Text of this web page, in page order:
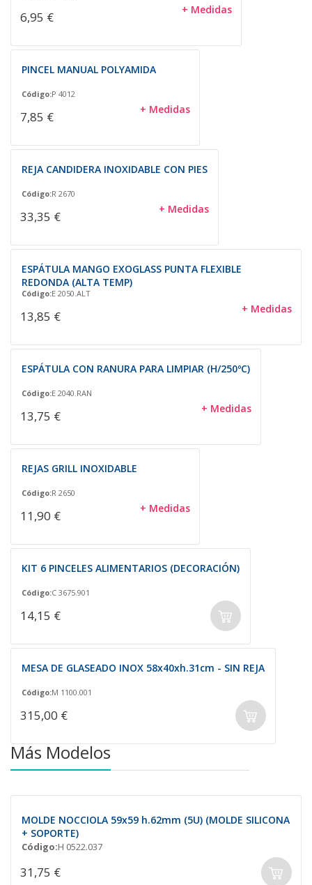
6,95 € + Medidas
PINCEL MANUAL POLYAMIDA
Código:P 4012
7,85 € + Medidas
REJA CANDIDERA INOXIDABLE CON PIES
Código:R 2670
33,35 € + Medidas
ESPÁTULA MANGO EXOGLASS PUNTA FLEXIBLE
REDONDA (ALTA TEMP)
Código:E 2050.ALT
13,85 € + Medidas
ESPÁTULA CON RANURA PARA LIMPIAR (H/250ºC)
Código:E 2040.RAN
13,75 € + Medidas
REJAS GRILL INOXIDABLE
Código:R 2650
11,90 € + Medidas
KIT 6 PINCELES ALIMENTARIOS (DECORACIÓN)
Código:C 3675.901
14,15 €
MESA DE GLASEADO INOX 58x40xh.31cm - SIN REJA
Código:M 1100.001
315,00 €
Más Modelos
MOLDE NOCCIOLA 59x59 h.62mm (5U) (MOLDE SILICONA
+ SOPORTE)
Código:H 0522.037
31,75 €